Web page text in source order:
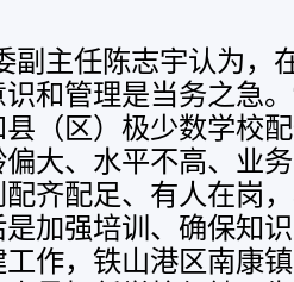
副主任陈志宇认为，
和管理是当务之急
（区）极少数学校
大、水平不高、业
齐配足、有人在岗
加强培训、确保知
作，铁山港区南康